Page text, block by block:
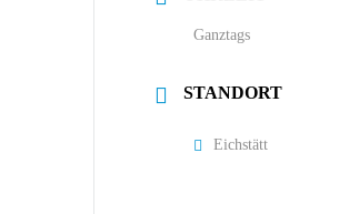
Ganztags
STANDORT
Eichstätt